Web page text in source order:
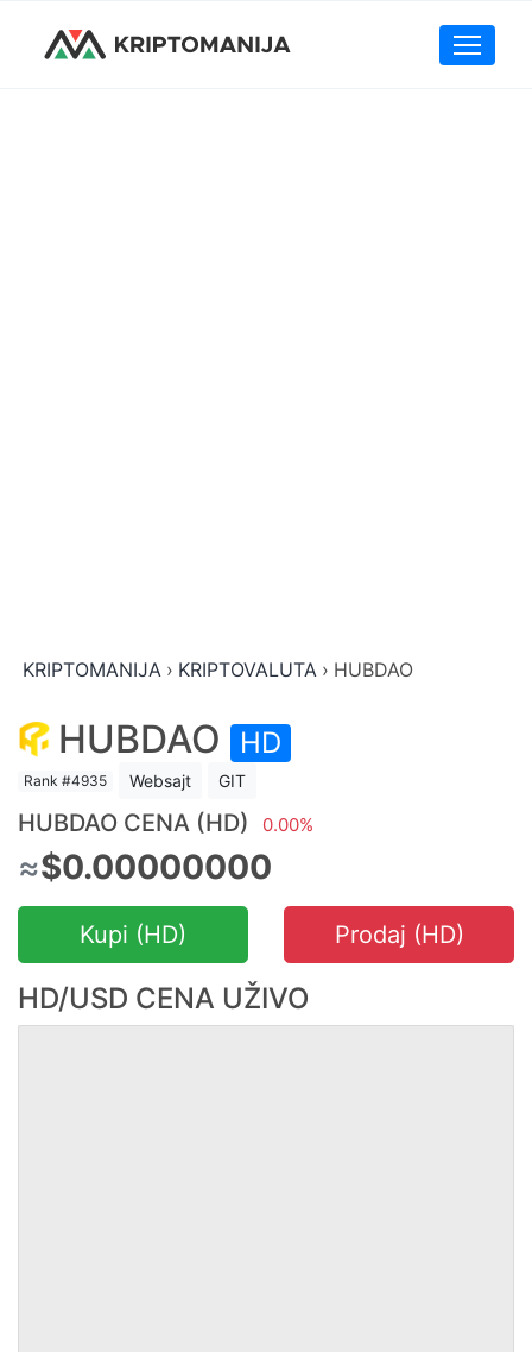
KRIPTOMANIJA › KRIPTOVALUTA › HUBDAO
HUBDAO HD
Rank #4935 Websajt GIT
HUBDAO CENA (HD) 0.00%
≈$0.00000000
Kupi (HD) Prodaj (HD)
HD/USD CENA UŽIVO